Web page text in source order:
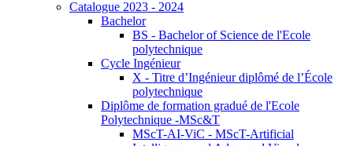
Catalogue 2023 - 2024
Bachelor
BS - Bachelor of Science de l'Ecole
polytechnique
Cycle Ingénieur
X - Titre d’Ingénieur diplômé de l’École
polytechnique
Diplôme de formation gradué de l'Ecole
Polytechnique -MSc&T
MScT-AI-ViC - MScT-Artificial